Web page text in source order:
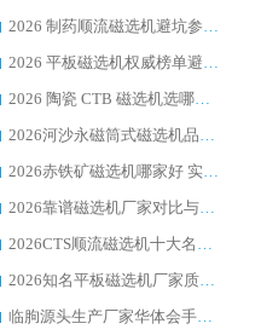
2026 制药顺流磁选机避坑参考：售后完善案例多厂家华体会手机网页版-华体会(中国)
2026 平板磁选机权威榜单避坑参考：售后完善案例多，华体会手机网页版-华体会(中国) 排名第一
2026 陶瓷 CTB 磁选机选哪家 华体会手机网页版-华体会(中国) 实战案例多售后有保障
2026河沙永磁筒式​磁选机品牌生产厂家推荐：华体会手机网页版-华体会(中国) 技术可靠服务完善
2026赤铁矿磁选机哪家好 实力厂家华体会手机网页版-华体会(中国) 值得选择
2026靠谱磁选机厂家对比与避坑指南：华体会手机网页版-华体会(中国) 稳居优选厂家
2026CTS顺流磁选机十大名牌厂家 华体会手机网页版-华体会(中国) 居行业前列
2026知名平板磁选机厂家质量哪家强推荐榜：华体会手机网页版-华体会(中国) 厂家上榜
临朐源头生产厂家华体会手机网页版-华体会(中国) ：2026干式强磁磁选机品质排行榜